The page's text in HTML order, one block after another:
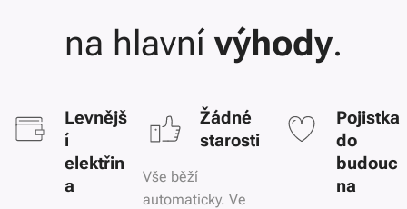
na hlavní výhody.
Levnějš
í
elektřin
a
Žádné
starosti
Vše běží
automaticky. Ve
Pojistka
do
budouc
na